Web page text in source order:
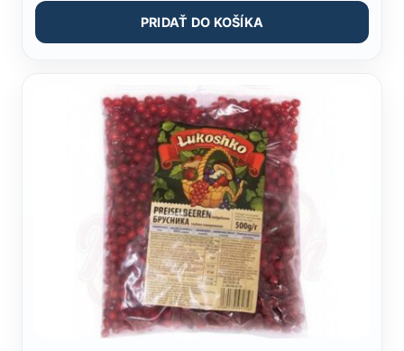
PRIDAŤ DO KOŠÍKA